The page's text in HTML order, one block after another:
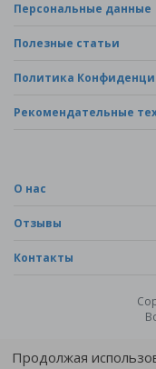
Персональные данные
Полезные статьи
Политика
Рекомендательные
О нас
Отзывы
Контакты
Продолжая